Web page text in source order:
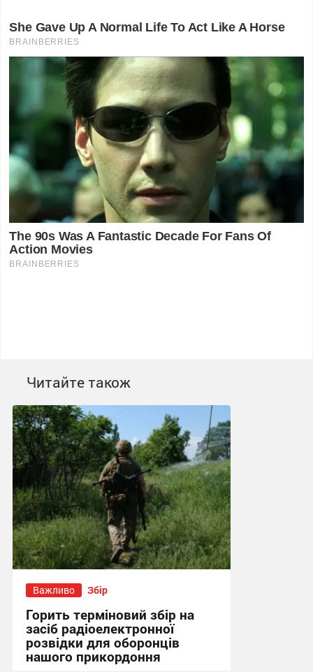
Читайте також
Важливо Збір
Горить терміновий збір на
засіб радіоелектронної
розвідки для оборонців
нашого прикордоння